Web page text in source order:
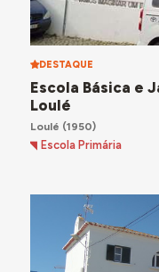
DESTAQUE
Escola Básica e
Loulé
Loulé (1950)
Escola Primária